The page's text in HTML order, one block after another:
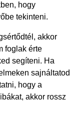
hogy
tekinteni.
akkor
foglak érte
segíteni. Ha
sajnáltatod
hogy a
akkor rossz